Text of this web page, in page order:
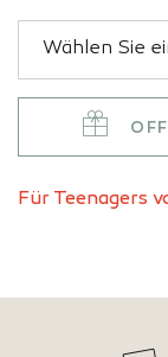
Für Teenagers